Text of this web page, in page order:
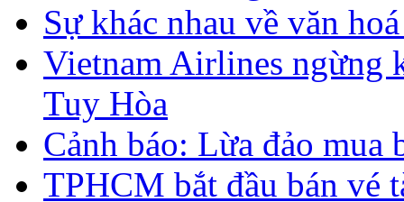
Sự khác nhau về văn
Vietnam Airlines ngừng
Tuy Hòa
Cảnh báo: Lừa đảo mua
TPHCM bắt đầu bán vé